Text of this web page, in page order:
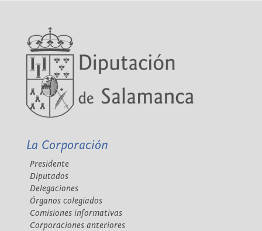
La Corporación
Presidente
Diputados
Delegaciones
Órganos colegiados
Comisiones informativas
Corporaciones anteriores